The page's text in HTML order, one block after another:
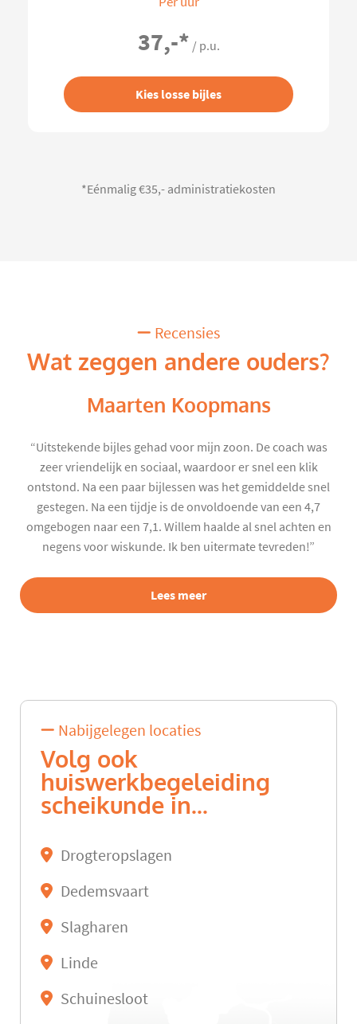
37,-* / p.u.
Kies losse bijles
*Eénmalig €35,- administratiekosten
Recensies
Wat zeggen andere ouders?
Maarten Koopmans
“Uitstekende bijles gehad voor mijn zoon. De coach was
zeer vriendelijk en sociaal, waardoor er snel een klik
ontstond. Na een paar bijlessen was het gemiddelde snel
gestegen. Na een tijdje is de onvoldoende van een 4,7
omgebogen naar een 7,1. Willem haalde al snel achten en
negens voor wiskunde. Ik ben uitermate tevreden!”
Lees meer
Nabijgelegen locaties
Volg ook
huiswerkbegeleiding
scheikunde in...
Drogteropslagen
Dedemsvaart
Slagharen
Linde
Schuinesloot